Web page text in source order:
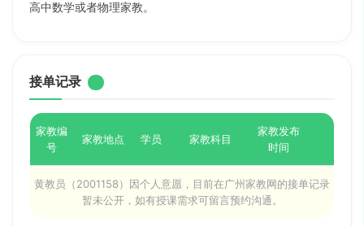
高中数学或者物理家教。
接单记录
家教编
号
家教地点 学员 家教科目
家教发布
时间
黄教员（2001158）因个人意愿，目前在广州家教网的接单记录
暂未公开，如有授课需求可留言预约沟通。